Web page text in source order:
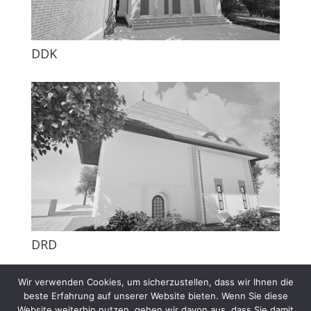
DDK
DRD
Wir verwenden Cookies, um sicherzustellen, dass wir Ihnen die
beste Erfahrung auf unserer Website bieten. Wenn Sie diese